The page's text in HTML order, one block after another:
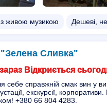
живою музикою Дешеві,
Сливка"
Відкриється
себе справжній смак вин у
екскурсії,
+380 66 804 4283.